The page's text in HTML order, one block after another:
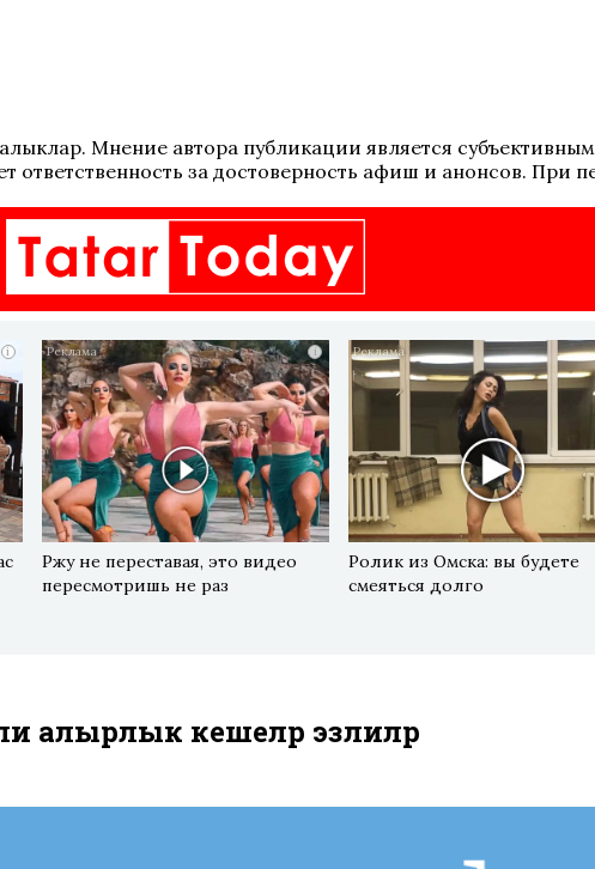
Мнение автора публикации является
ответственность за достоверность афиш и анонсов. При
i i
Ржу не переставая, это видео
пересмотришь не раз
Ролик из Омска: вы будете
смеяться долго
алырлык кешеләр эзлиләр